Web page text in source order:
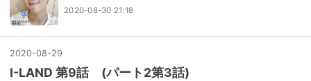
2020-08-30 21:18
2020-08-29
I-LAND 第9話 (パート2第3話)